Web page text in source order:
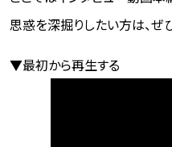
思惑を深掘りしたい方は、ぜ
▼最初から再生する